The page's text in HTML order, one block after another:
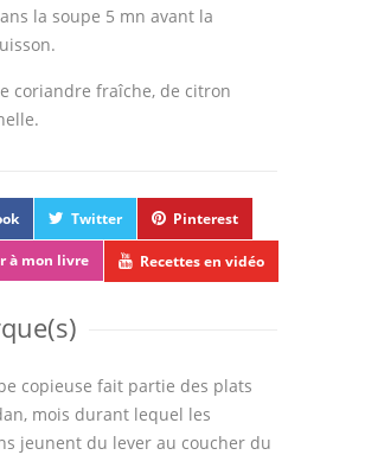
la soupe 5 mn avant la
coriandre fraîche, de citron
Twitter Pinterest
à mon livre Recettes en vidéo
copieuse fait partie des plats
mois durant lequel les
jeunent du lever au coucher du